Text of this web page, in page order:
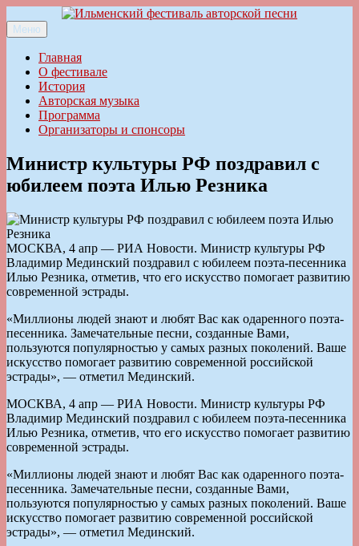
к
содержимому
Ильменский фестиваль авторской песни
Меню
Главная
О фестивале
История
Авторская музыка
Программа
Организаторы и спонсоры
Министр культуры РФ поздравил с
юбилеем поэта Илью Резника
МОСКВА, 4 апр — РИА Новости. Министр культуры РФ
Владимир Мединский поздравил с юбилеем поэта-песенника
Илью Резника, отметив, что его искусство помогает развитию
современной эстрады.
«Миллионы людей знают и любят Вас как одаренного поэта-
песенника. Замечательные песни, созданные Вами,
пользуются популярностью у самых разных поколений. Ваше
искусство помогает развитию современной российской
эстрады», — отметил Мединский.
МОСКВА, 4 апр — РИА Новости. Министр культуры РФ
Владимир Мединский поздравил с юбилеем поэта-песенника
Илью Резника, отметив, что его искусство помогает развитию
современной эстрады.
«Миллионы людей знают и любят Вас как одаренного поэта-
песенника. Замечательные песни, созданные Вами,
пользуются популярностью у самых разных поколений. Ваше
искусство помогает развитию современной российской
эстрады», — отметил Мединский.